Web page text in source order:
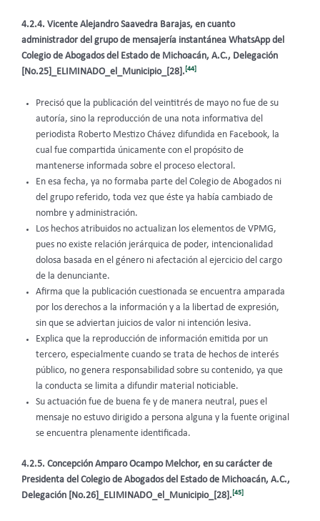
4.2.4. Vicente Alejandro Saavedra Barajas, en cuanto
administrador del grupo de mensajería instantánea WhatsApp del
Colegio de Abogados del Estado de Michoacán, A.C., Delegación
[No.25]_ELIMINADO_el_Municipio_[28]. [44]
Precisó que la publicación del veintitrés de mayo no fue de su
autoría, sino la reproducción de una nota informativa del
periodista Roberto Mestizo Chávez difundida en Facebook, la
cual fue compartida únicamente con el propósito de
mantenerse informada sobre el proceso electoral.
En esa fecha, ya no formaba parte del Colegio de Abogados ni
del grupo referido, toda vez que éste ya había cambiado de
nombre y administración.
Los hechos atribuidos no actualizan los elementos de VPMG,
pues no existe relación jerárquica de poder, intencionalidad
dolosa basada en el género ni afectación al ejercicio del cargo
de la denunciante.
Afirma que la publicación cuestionada se encuentra amparada
por los derechos a la información y a la libertad de expresión,
sin que se adviertan juicios de valor ni intención lesiva.
Explica que la reproducción de información emitida por un
tercero, especialmente cuando se trata de hechos de interés
público, no genera responsabilidad sobre su contenido, ya que
la conducta se limita a difundir material noticiable.
Su actuación fue de buena fe y de manera neutral, pues el
mensaje no estuvo dirigido a persona alguna y la fuente original
se encuentra plenamente identificada.
4.2.5. Concepción Amparo Ocampo Melchor, en su carácter de
Presidenta del Colegio de Abogados del Estado de Michoacán, A.C.,
Delegación [No.26]_ELIMINADO_el_Municipio_[28]. [45]